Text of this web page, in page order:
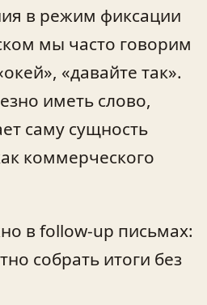
в режим фиксации
мы часто говорим
«давайте так».
иметь слово,
саму сущность
коммерческого
в follow‑up письмах:
собрать итоги без